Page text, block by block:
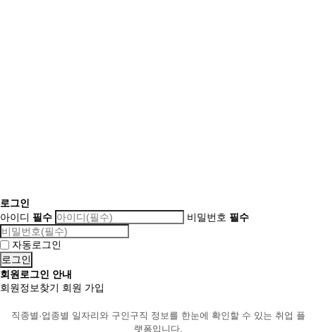
로그인
아이디 필수 비밀번호 필수
자동로그인
회원로그인 안내
회원정보찾기 회원 가입
직종별·업종별 일자리와 구인구직 정보를 한눈에 확인할 수 있는 취업 플
랫폼입니다.